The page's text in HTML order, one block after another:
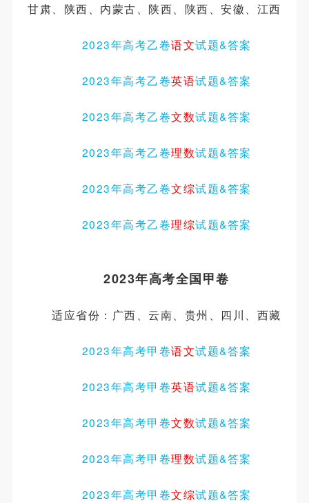
甘肃、陕西、内蒙古、陕西、陕西、安徽、江西
2023年高考乙卷语文试题&答案
2023年高考乙卷英语试题&答案
2023年高考乙卷文数试题&答案
2023年高考乙卷理数试题&答案
2023年高考乙卷文综试题&答案
2023年高考乙卷理综试题&答案
2023年高考全国甲卷
适应省份：广西、云南、贵州、四川、西藏
2023年高考甲卷语文试题&答案
2023年高考甲卷英语试题&答案
2023年高考甲卷文数试题&答案
2023年高考甲卷理数试题&答案
2023年高考甲卷文综试题&答案